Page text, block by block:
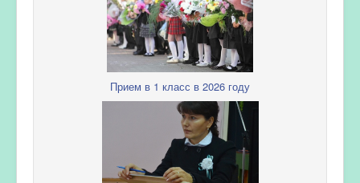
Прием в 1 класс в 2026 году